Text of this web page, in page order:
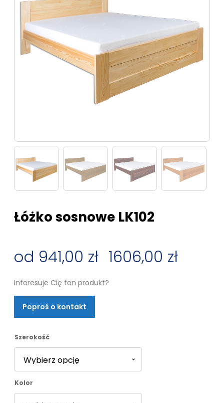
Łóżko sosnowe LK102
941,00 zł 1606,00 zł
Zakres
cen:
od
941,00 zł
do
1606,00 zł
Interesuje Cię ten produkt?
Poproś o kontakt
Szerokość
Kolor